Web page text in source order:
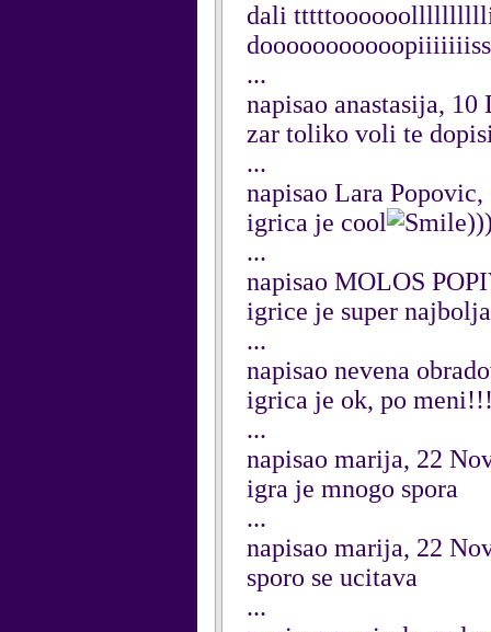
dali
...
napisao anastasija, 10
zar toliko voli te
...
napisao Lara
igrica je cool
...
napisao MOLOS
igrice je super
...
napisao nevena
igrica je ok, po
...
napisao marija, 22
igra je mnogo spora
...
napisao marija, 22
sporo se ucitava
...